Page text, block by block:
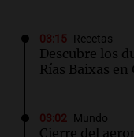
03:15 Recetas
Descubre los
Rías Baixas en
03:02 Mundo
Cierre del